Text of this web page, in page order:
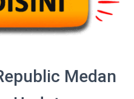
Medan